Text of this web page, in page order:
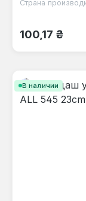
Страна
Обычная
100,17 ₴
В наличии